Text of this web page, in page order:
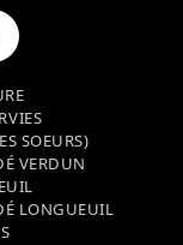
SOEURS)
VERDUN
LONGUEUIL